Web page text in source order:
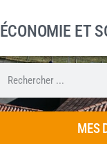
ÉCONOMIE ET
MES